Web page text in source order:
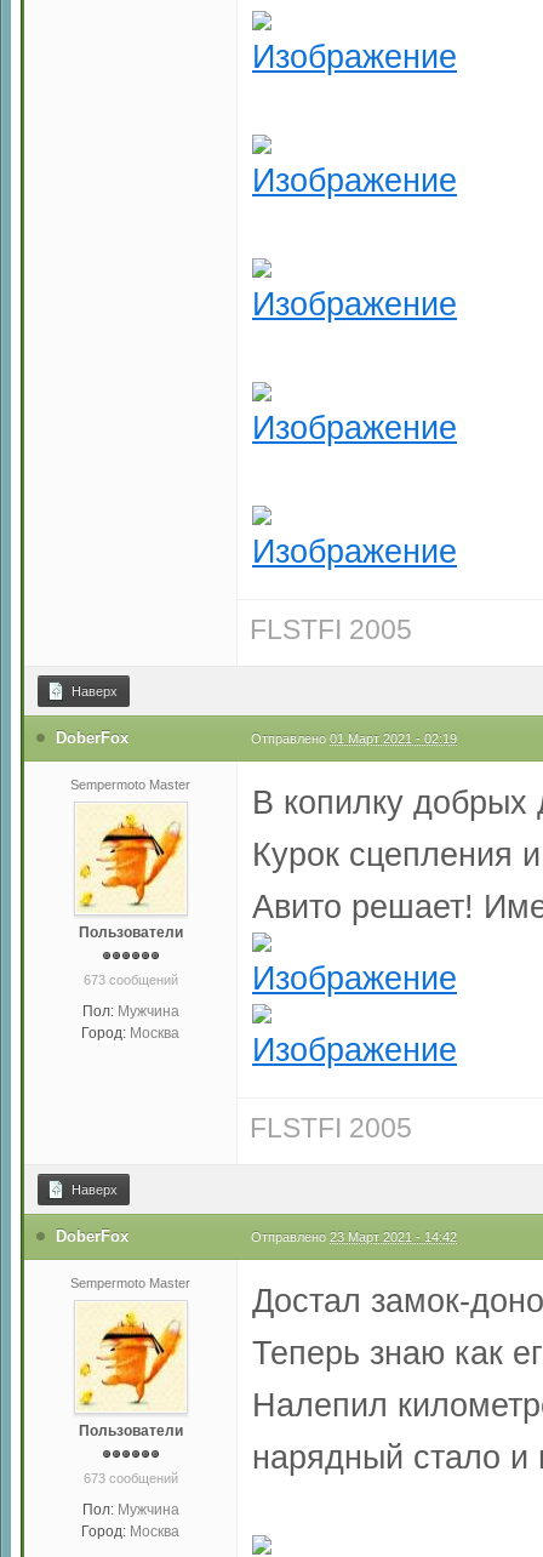
FLSTFI 2005
Наверх
DoberFox Отправлено 01 Март 2021 - 02:19
Sempermoto Master
Пользователи
673 сообщений
Пол: Мужчина
Город: Москва
В копилку добрых
Курок сцепления
Авито решает!
FLSTFI 2005
Наверх
DoberFox Отправлено 23 Март 2021 - 14:42
Sempermoto Master
Пользователи
673 сообщений
Пол: Мужчина
Город: Москва
Достал замок-
Теперь знаю как
Налепил
нарядный стало и